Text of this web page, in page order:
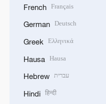
French Français
German Deutsch
Greek Ελληνικά
Hausa Hausa
Hebrew עברית
Hindi हिन्दी